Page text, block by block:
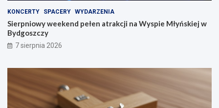
KONCERTY SPACERY WYDARZENIA
Sierpniowy weekend pełen atrakcji na Wyspie Młyńskiej w
Bydgoszczy
7 sierpnia 2026